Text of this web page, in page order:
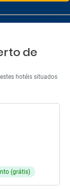
de
hotéis situados
(grátis)